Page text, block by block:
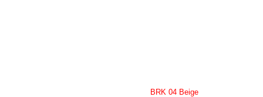
BRK 04 Beige